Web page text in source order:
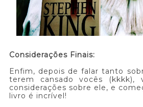
Considerações Finais:
Enfim, depois de falar tanto
terem cansado vocês (kkkk),
considerações sobre ele, e
livro é incrível!